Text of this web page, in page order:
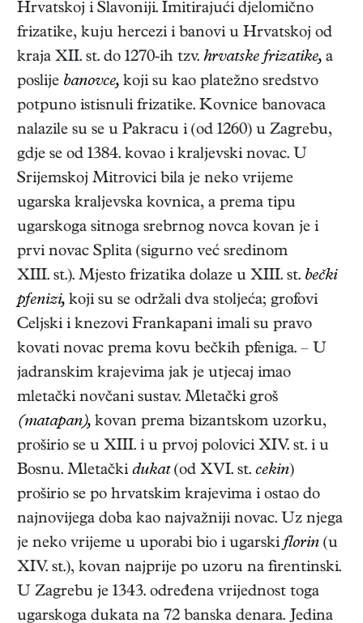
Hrvatskoj i Slavoniji. Imitirajući djelomično
frizatike, kuju hercezi i banovi u Hrvatskoj od
kraja XII. st. do 1270-ih tzv. hrvatske frizatike, a
poslije banovce, koji su kao platežno sredstvo
potpuno istisnuli frizatike. Kovnice banovaca
nalazile su se u Pakracu i (od 1260) u Zagrebu,
gdje se od 1384. kovao i kraljevski novac. U
Srijemskoj Mitrovici bila je neko vrijeme
ugarska kraljevska kovnica, a prema tipu
ugarskoga sitnoga srebrnog novca kovan je i
prvi novac Splita (sigurno već sredinom
XIII. st.). Mjesto frizatika dolaze u XIII. st. bečki
pfenizi, koji su se održali dva stoljeća; grofovi
Celjski i knezovi Frankapani imali su pravo
kovati novac prema kovu bečkih pfeniga. – U
jadranskim krajevima jak je utjecaj imao
mletački novčani sustav. Mletački groš
(matapan), kovan prema bizantskom uzorku,
proširio se u XIII. i u prvoj polovici XIV. st. i u
Bosnu. Mletački dukat(od XVI. st. cekin)
proširio se po hrvatskim krajevima i ostao do
najnovijega doba kao najvažniji novac. Uz njega
je neko vrijeme u uporabi bio i ugarski florin (u
XIV. st.), kovan najprije po uzoru na firentinski.
U Zagrebu je 1343. određena vrijednost toga
ugarskoga dukata na 72 banska denara. Jedina